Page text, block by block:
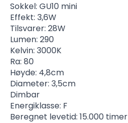
Sokkel: GU10 mini
Effekt: 3,6W
Tilsvarer: 28W
Lumen: 290
Kelvin: 3000K
Ra: 80
Høyde: 4,8cm
Diameter: 3,5cm
Dimbar
Energiklasse: F
Beregnet levetid: 15.000 timer